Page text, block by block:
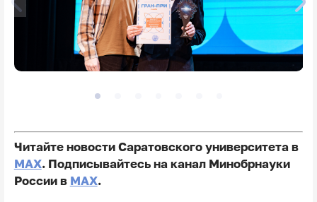
Читайте новости Саратовского университета в
MAX. Подписывайтесь на канал Минобрнауки
России в MAX.